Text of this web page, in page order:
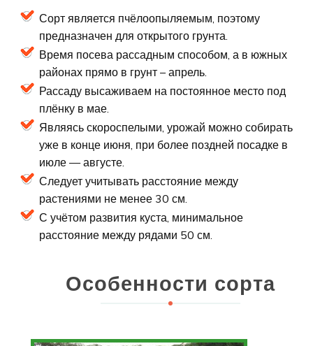
Сорт является пчёлоопыляемым, поэтому
предназначен для открытого грунта.
Время посева рассадным способом, а в южных
районах прямо в грунт – апрель.
Рассаду высаживаем на постоянное место под
плёнку в мае.
Являясь скороспелыми, урожай можно собирать
уже в конце июня, при более поздней посадке в
июле — августе.
Следует учитывать расстояние между
растениями не менее 30 см.
С учётом развития куста, минимальное
расстояние между рядами 50 см.
Особенности сорта